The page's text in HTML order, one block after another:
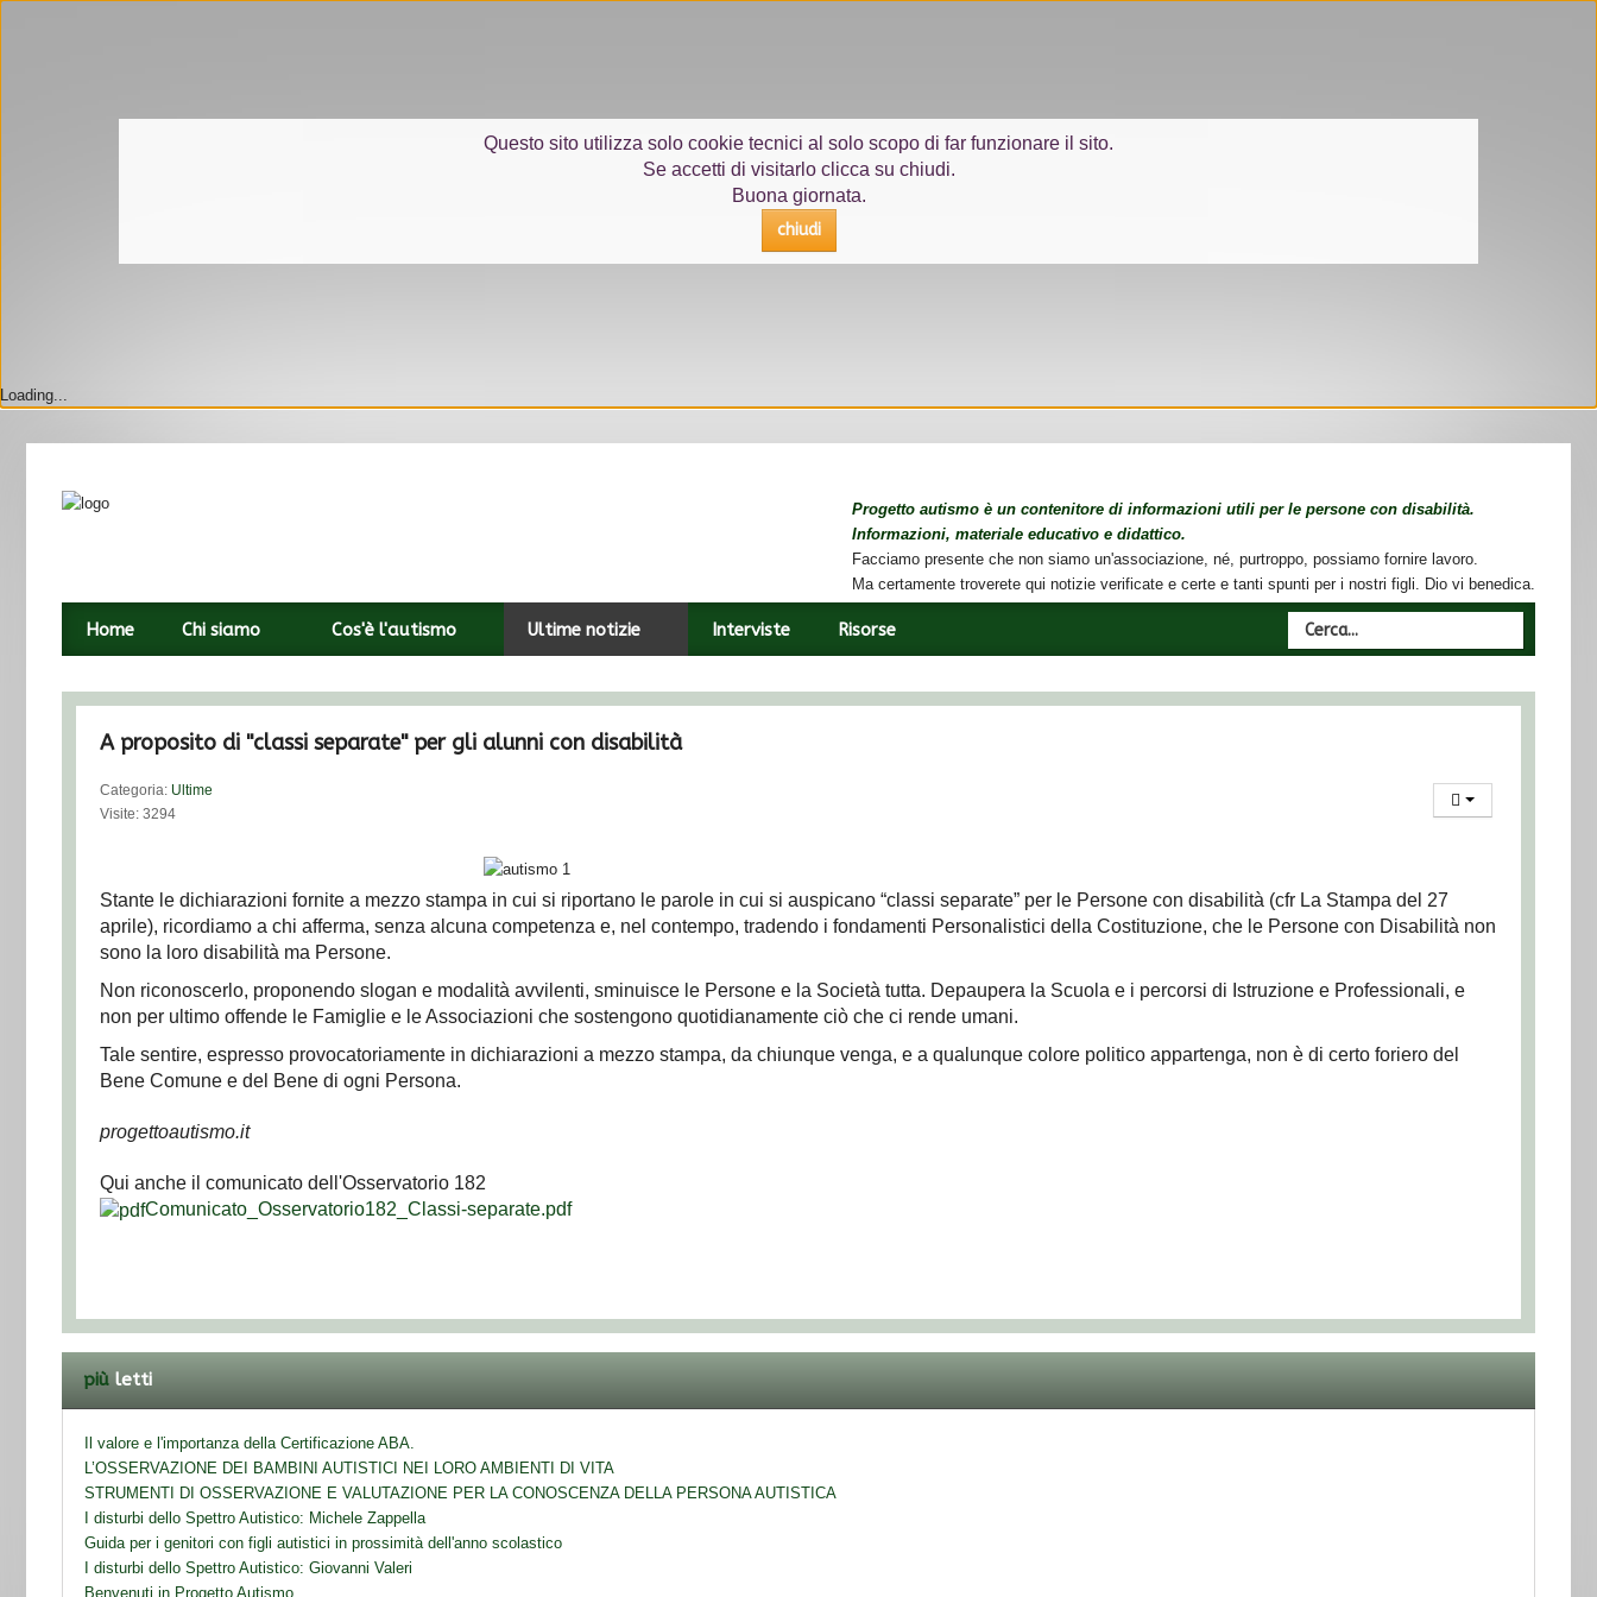
Questo sito utilizza solo cookie tecnici al solo scopo di far funzionare il sito.
Se accetti di visitarlo clicca su chiudi.
Buona giornata.
chiudi
Loading...
Cos'è l'autismo
Progetto autismo è un contenitore di informazioni utili per le persone con disabilità.
Informazioni, materiale educativo e didattico.
Facciamo presente che non siamo un'associazione, né, purtroppo, possiamo fornire lavoro.
Ma certamente troverete qui notizie verificate e certe e tanti spunti per i nostri figli. Dio vi benedica.
Home Chi siamo Cos'è l'autismo Ultime notizie Interviste Risorse
A proposito di "classi separate" per gli alunni con disabilità
Categoria: Ultime
Visite: 3294
Stante le dichiarazioni fornite a mezzo stampa in cui si riportano le parole in cui si auspicano “classi separate” per le Persone con disabilità (cfr La Stampa del 27
aprile), ricordiamo a chi afferma, senza alcuna competenza e, nel contempo, tradendo i fondamenti Personalistici della Costituzione, che le Persone con Disabilità non
sono la loro disabilità ma Persone.
Non riconoscerlo, proponendo slogan e modalità avvilenti, sminuisce le Persone e la Società tutta. Depaupera la Scuola e i percorsi di Istruzione e Professionali, e
non per ultimo offende le Famiglie e le Associazioni che sostengono quotidianamente ciò che ci rende umani.
Tale sentire, espresso provocatoriamente in dichiarazioni a mezzo stampa, da chiunque venga, e a qualunque colore politico appartenga, non è di certo foriero del
Bene Comune e del Bene di ogni Persona.
progettoautismo.it
Qui anche il comunicato dell'Osservatorio 182
Comunicato_Osservatorio182_Classi-separate.pdf
più letti
Il valore e l'importanza della Certificazione ABA.
L’OSSERVAZIONE DEI BAMBINI AUTISTICI NEI LORO AMBIENTI DI VITA
STRUMENTI DI OSSERVAZIONE E VALUTAZIONE PER LA CONOSCENZA DELLA PERSONA AUTISTICA
I disturbi dello Spettro Autistico: Michele Zappella
Guida per i genitori con figli autistici in prossimità dell'anno scolastico
I disturbi dello Spettro Autistico: Giovanni Valeri
Benvenuti in Progetto Autismo